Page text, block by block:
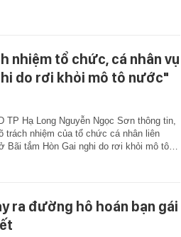
nhiệm tổ chức, cá nhân vụ
do rơi khỏi mô tô nước"
TP Hạ Long Nguyễn Ngọc Sơn thông tin,
trách nhiệm của tổ chức cá nhân liên
Bãi tắm Hòn Gai nghi do rơi khỏi mô tô…
ra đường hô hoán bạn gái